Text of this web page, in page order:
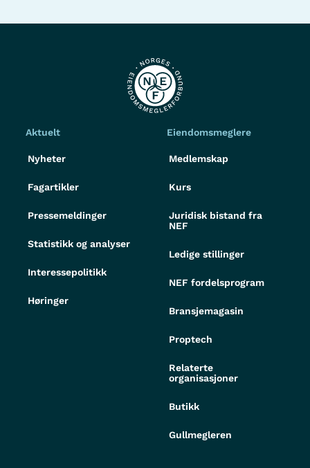
Aktuelt
Nyheter
Fagartikler
Pressemeldinger
Statistikk og analyser
Interessepolitikk
Høringer
Eiendomsmeglere
Medlemskap
Kurs
Juridisk bistand fra
NEF
Ledige stillinger
NEF fordelsprogram
Bransjemagasin
Proptech
Relaterte
organisasjoner
Butikk
Gullmegleren